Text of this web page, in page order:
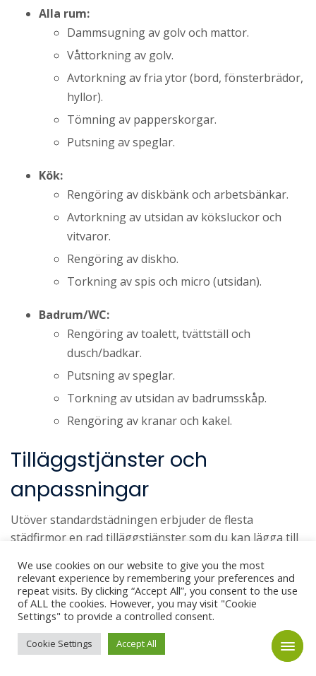
Alla rum:
Dammsugning av golv och mattor.
Våttorkning av golv.
Avtorkning av fria ytor (bord, fönsterbrädor,
hyllor).
Tömning av papperskorgar.
Putsning av speglar.
Kök:
Rengöring av diskbänk och arbetsbänkar.
Avtorkning av utsidan av köksluckor och
vitvaror.
Rengöring av diskho.
Torkning av spis och micro (utsidan).
Badrum/WC:
Rengöring av toalett, tvättställ och
dusch/badkar.
Putsning av speglar.
Torkning av utsidan av badrumsskåp.
Rengöring av kranar och kakel.
Tilläggstjänster och
anpassningar
Utöver standardstädningen erbjuder de flesta
städfirmor en rad tilläggstjänster som du kan lägga till
Tips:Kommunicera alltid dina förväntningar och
eventuella specifika önskemål tydligt med städfirman
innan städningen påbörjas, särskilt om det gäller
speciella ytor eller områden.
We use cookies on our website to give you the most
relevant experience by remembering your preferences and
repeat visits. By clicking “Accept All”, you consent to the use
of ALL the cookies. However, you may visit "Cookie
Settings" to provide a controlled consent.
Cookie Settings Accept All